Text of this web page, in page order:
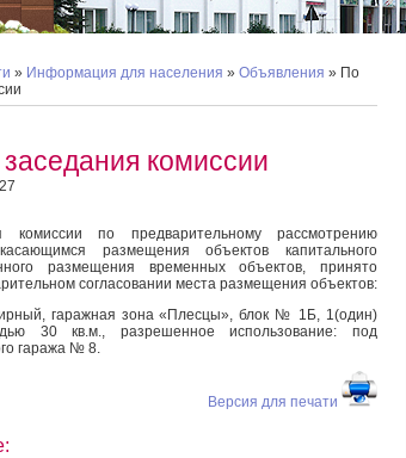
» Информация для населения » Объявления » По
комиссии
комиссии по предварительному рассмотрению
размещения объектов капитального
размещения временных объектов, принято
согласовании места размещения объектов:
гаражная зона «Плесцы», блок № 1Б, 1(один)
30 кв.м., разрешенное использование: под
гаража № 8.
Версия для печати